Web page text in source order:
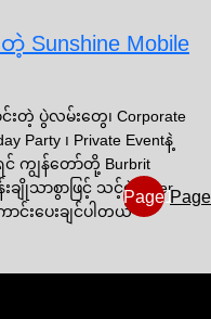
Sunshine Mobile
းတဲ့ ပွဲလမ်းတွေ၊ Corporate
Party ၊ Private Eventနဲ့
ကျွန်တော်တို့ Burbrit
းချိုသာစွာဖြင့် သင့်ရဲ့ Event
းပေးချင်ပါတယ်
Page1Page